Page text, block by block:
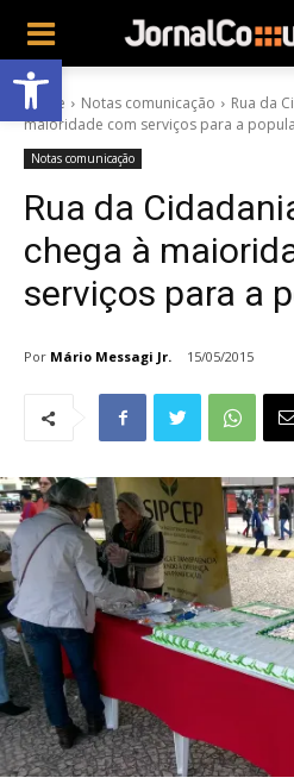
Abrir a barra de ferramentas
Home Notas comunicação
Rua da
maioridade com serviços para a
Notas comunicação
Rua da
chega à
serviços para a
Por Mário Messagi Jr. 15/05/2015